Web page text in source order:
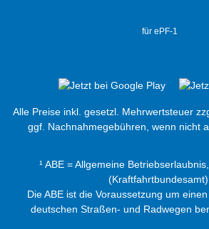
für ePF-1
Alle Preise inkl. gesetzl. Mehrwertsteuer
ggf. Nachnahmegebühren, wenn nicht
¹ ABE = Allgemeine
(Kraftfahrtbundesamt).
Die ABE ist die Voraussetzung um
deutschen Straßen- und Radwegen